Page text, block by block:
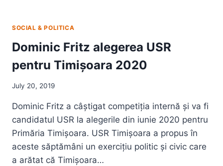
SOCIAL & POLITICA
Dominic Fritz alegerea USR
pentru Timișoara 2020
July 20, 2019
Dominic Fritz a câștigat competiția internă și va fi
candidatul USR la alegerile din iunie 2020 pentru
Primăria Timișoara. USR Timișoara a propus în
aceste săptămâni un exercițiu politic și civic care
a arătat că Timișoara…